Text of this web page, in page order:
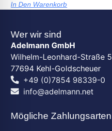
In Den Warenkorb
Wer wir sind
Adelmann GmbH
Wilhelm-Leonhard-Straße 5
77694 Kehl-Goldscheuer
+49 (0)7854 98339-0
info@adelmann.net
Mögliche Zahlungsarten